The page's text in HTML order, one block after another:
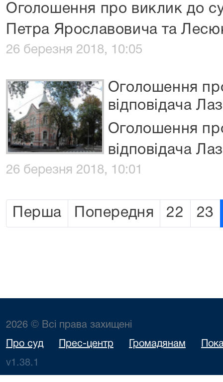
Оголошення про виклик до
Петра Ярославовича та Лесюк
26 березня 2018, 10:05
Оголошення
відповідача
Оголошення
відповідача
26 березня 2018, 10:01
Перша Попередня 22 23
2026 © Всі права захищені
Про суд Прес-центр Громадянам
v1.38.1